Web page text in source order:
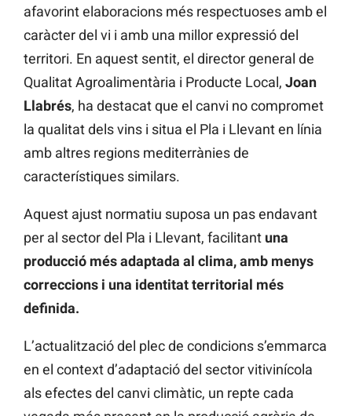
afavorint elaboracions més respectuoses amb el
caràcter del vi i amb una millor expressió del
territori. En aquest sentit, el director general de
Qualitat Agroalimentària i Producte Local, Joan
Llabrés, ha destacat que el canvi no compromet
la qualitat dels vins i situa el Pla i Llevant en línia
amb altres regions mediterrànies de
característiques similars.
Aquest ajust normatiu suposa un pas endavant
per al sector del Pla i Llevant, facilitant una
producció més adaptada al clima, amb menys
correccions i una identitat territorial més
definida.
L’actualització del plec de condicions s’emmarca
en el context d’adaptació del sector vitivinícola
als efectes del canvi climàtic, un repte cada